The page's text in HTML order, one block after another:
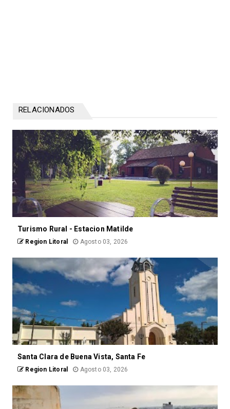
RELACIONADOS
Turismo Rural - Estacion Matilde
Region Litoral Agosto 03, 2026
Santa Clara de Buena Vista, Santa Fe
Region Litoral Agosto 03, 2026